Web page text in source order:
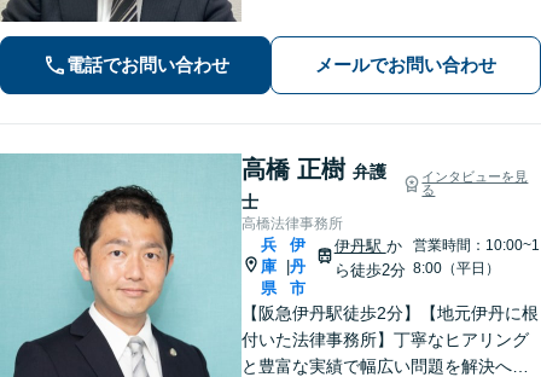
／刑事事件（被害者側も対応）／相続
／離婚問題など。まずはお気軽にご相
談ください
電話でお問い合わせ メールでお問い合わせ
高橋 正樹 弁護
士
インタビューを見
る
高橋法律事務所
兵
庫
県
伊
丹
市
伊丹駅 か
ら徒歩2分
営業時間：10:00~1
8:00（平日）
【阪急伊丹駅徒歩2分】【地元伊丹に根
付いた法律事務所】丁寧なヒアリング
と豊富な実績で幅広い問題を解決へ導